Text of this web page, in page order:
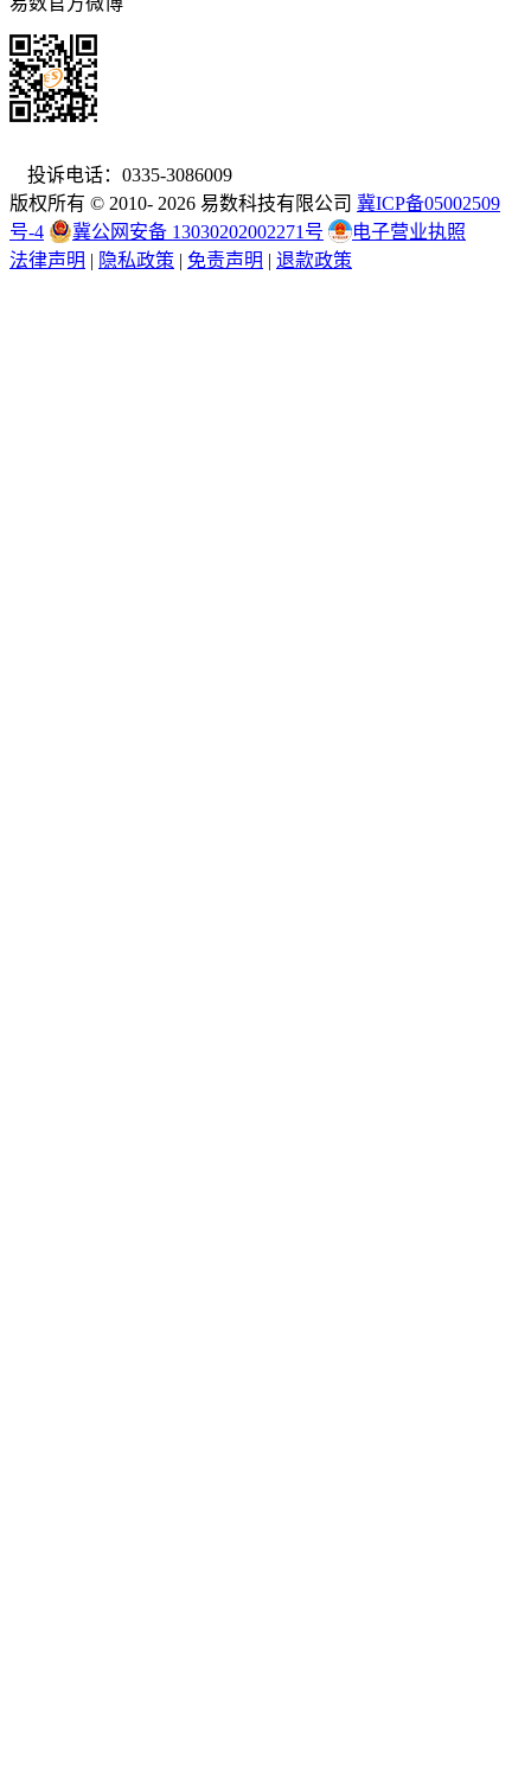
投诉电话：0335-3086009
版权所有 © 2010- 2026 易数科技有限公司 冀ICP备05002509
号-4
冀公网安备 13030202002271号
电子营业执照
法律声明 | 隐私政策 | 免责声明 | 退款政策